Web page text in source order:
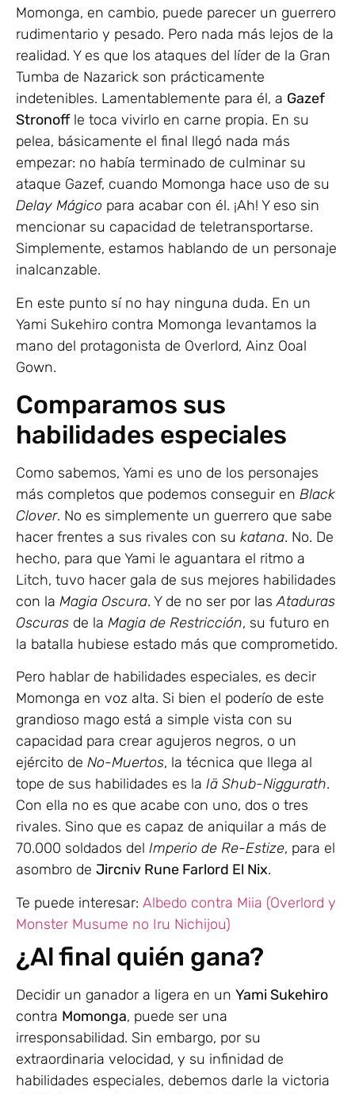
Momonga, en cambio, puede parecer un guerrero
rudimentario y pesado. Pero nada más lejos de la
realidad. Y es que los ataques del líder de la Gran
Tumba de Nazarick son prácticamente
indetenibles. Lamentablemente para él, a Gazef
Stronoffle toca vivirlo en carne propia. En su
pelea, básicamente el final llegó nada más
empezar: no había terminado de culminar su
ataque Gazef, cuando Momonga hace uso de su
Delay Mágico para acabar con él. ¡Ah! Y eso sin
mencionar su capacidad de teletransportarse.
Simplemente, estamos hablando de un personaje
inalcanzable.
En este punto sí no hay ninguna duda. En un
Yami Sukehiro contra Momonga levantamos la
mano del protagonista de Overlord, Ainz Ooal
Gown.
Comparamos sus
habilidades especiales
Como sabemos, Yami es uno de los personajes
más completos que podemos conseguir en Black
Clover. No es simplemente un guerrero que sabe
hacer frentes a sus rivales con su katana. No. De
hecho, para que Yami le aguantara el ritmo a
Litch, tuvo hacer gala de sus mejores habilidades
con la Magia Oscura. Y de no ser por lasAtaduras
Oscuras de la Magia de Restricción, su futuro en
la batalla hubiese estado más que comprometido.
Pero hablar de habilidades especiales, es decir
Momonga en voz alta. Si bien el poderío de este
grandioso mago está a simple vista con su
capacidad para crear agujeros negros, o un
ejército de No-Muertos, la técnica que llega al
tope de sus habilidades es la Iä Shub-Niggurath.
Con ella no es que acabe con uno, dos o tres
rivales. Sino que es capaz de aniquilar a más de
70.000 soldados del Imperio de Re-Estize, para el
asombro de Jircniv Rune Farlord El Nix.
Te puede interesar: Albedo contra Miia (Overlord y
Monster Musume no Iru Nichijou)
¿Al final quién gana?
Decidir un ganador a ligera en un Yami Sukehiro
contra Momonga, puede ser una
irresponsabilidad. Sin embargo, por su
extraordinaria velocidad, y su infinidad de
habilidades especiales, debemos darle la victoria